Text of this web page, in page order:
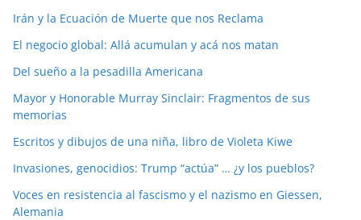
Irán y la Ecuación de Muerte que nos Reclama
El negocio global: Allá acumulan y acá nos matan
Del sueño a la pesadilla Americana
Mayor y Honorable Murray Sinclair: Fragmentos de sus
memorias
Escritos y dibujos de una niña, libro de Violeta Kiwe
Invasiones, genocidios: Trump “actúa” … ¿y los pueblos?
Voces en resistencia al fascismo y el nazismo en Giessen,
Alemania